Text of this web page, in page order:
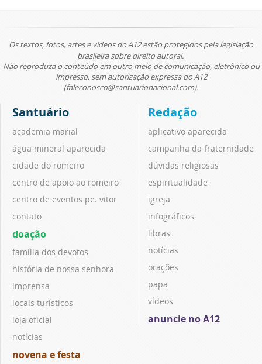
Os textos, fotos, artes e vídeos do A12 estão protegidos pela legislação
brasileira sobre direito autoral.
Não reproduza o conteúdo em outro meio de comunicação, eletrônico ou
impresso, sem autorização expressa do A12
(faleconosco@santuarionacional.com).
Santuário
academia marial
água mineral aparecida
cidade do romeiro
centro de apoio ao romeiro
centro de eventos pe. vitor
contato
doação
família dos devotos
história de nossa senhora
imprensa
locais turísticos
loja oficial
notícias
novena e festa
Redação
aplicativo aparecida
campanha da fraternidade
dúvidas religiosas
espiritualidade
igreja
infográficos
libras
notícias
orações
papa
vídeos
anuncie no A12